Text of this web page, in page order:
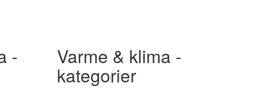
- Varme & klima -
kategorier